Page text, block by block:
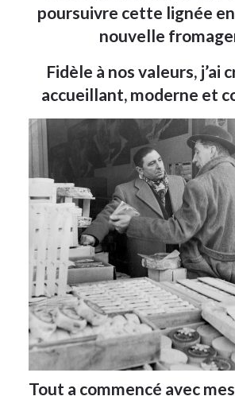
poursuivre cette lignée
nouvelle
Fidèle à nos valeurs, j’ai
accueillant, moderne et
Tout a commencé avec